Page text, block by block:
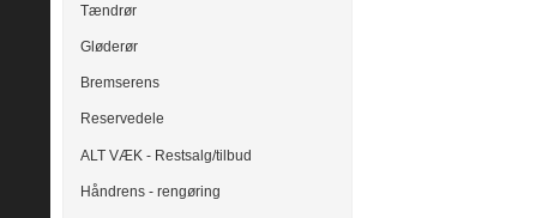
Tændrør
Gløderør
Bremserens
Reservedele
ALT VÆK - Restsalg/tilbud
Håndrens - rengøring